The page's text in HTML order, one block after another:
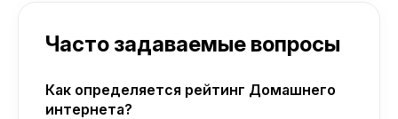
Часто задаваемые вопросы
Как определяется рейтинг Домашнего
интернета?